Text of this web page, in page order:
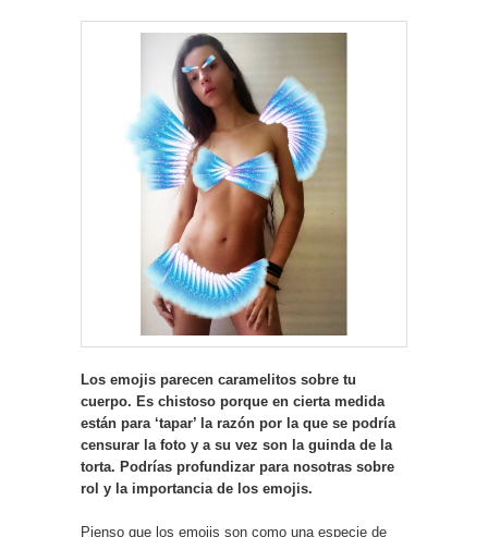
Los emojis parecen caramelitos sobre tu
cuerpo. Es chistoso porque en cierta medida
están para ‘tapar’ la razón por la que se podría
censurar la foto y a su vez son la guinda de la
torta. Podrías profundizar para nosotras sobre
rol y la importancia de los emojis.
Pienso que los emojis son como una especie de